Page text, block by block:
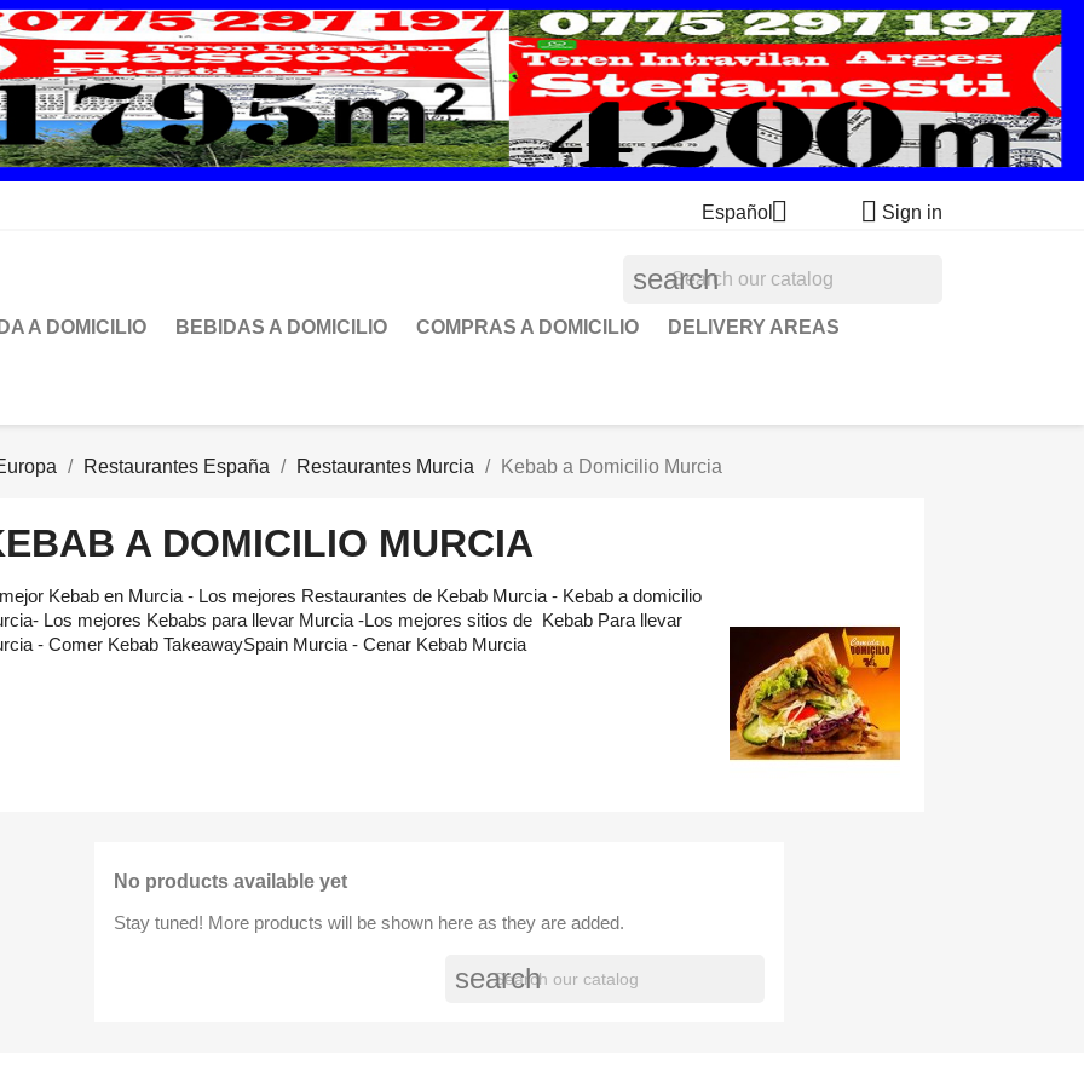
Español  Sign in
search
A DOMICILIO BEBIDAS A DOMICILIO COMPRAS A DOMICILIO DELIVERY AREAS
Restaurantes España Restaurantes Murcia Kebab a Domicilio Murcia
A DOMICILIO MURCIA
Kebab en Murcia - Los mejores Restaurantes de Kebab Murcia - Kebab a domicilio
Los mejores Kebabs para llevar Murcia -Los mejores sitios de Kebab Para llevar
- Comer Kebab TakeawaySpain Murcia - Cenar Kebab Murcia
No products available yet
Stay tuned! More products will be shown here as they are added.
search